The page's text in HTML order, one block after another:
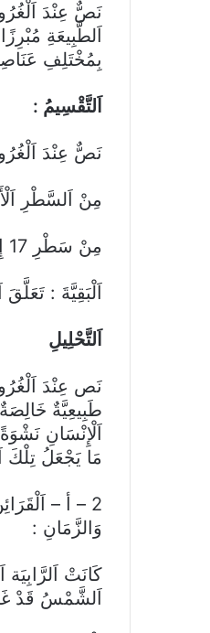
نَصٌّ عِنْدَ
اَلطَّبِيعَةِ
بِمُخْتَلِفِ
اَلتَّقْسِيمُ :
نَصٌّ عِنْدَ
مِنْ اَلسَّطْرِ اَلْأَوَّلِ إِلَى سَطْرِ
مِنْ سَطْرِ 17 إِلَى سَطْرِ 22 : اَلْإِنْسَانُ وَحَاجَتُهُ لِلطَّبِيعَةِ
اَلْبَقِيَّةَ : تَعَلَّقَ
اَلتَّحْلِيلِ
نَص عِنْدَ
طَبِيعِيَّةٌ
اَلْإِنْسَانِ
مَا يَجْعَلُ تِلْكَ
2 – أ –
وَالزَّمَانِ :
كَانَتْ
اَلشَّمْسُ قَدْ